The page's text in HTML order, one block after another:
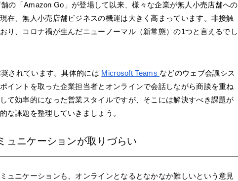
の「Amazon Go」が登場して以来、様々な企業が無人小売店舗への
在、無人小売店舗ビジネスの機運は大きく高まっています。非接触
り、コロナ禍が生んだニューノーマル（新常態）の1つと言えるでし
されています。具体的には Microsoft Teams などのウェブ会議シス
イントを取った企業担当者とオンラインで会話しながら商談を重ね
て効率的になった営業スタイルですが、そこには解決すべき課題が
な課題を整理していきましょう。
ニケーションが取りづらい
ュニケーションも、オンラインとなるとなかなか難しいという意見